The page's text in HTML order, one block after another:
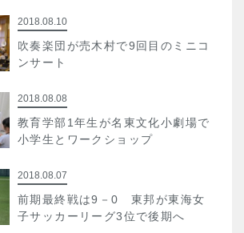
2018.08.10
吹奏楽団が売木村で9回目のミニコ
ンサート
2018.08.08
教育学部1年生が名東文化小劇場で
小学生とワークショップ
2018.08.07
前期最終戦は9－0 東邦が東海女
子サッカーリーグ3位で後期へ